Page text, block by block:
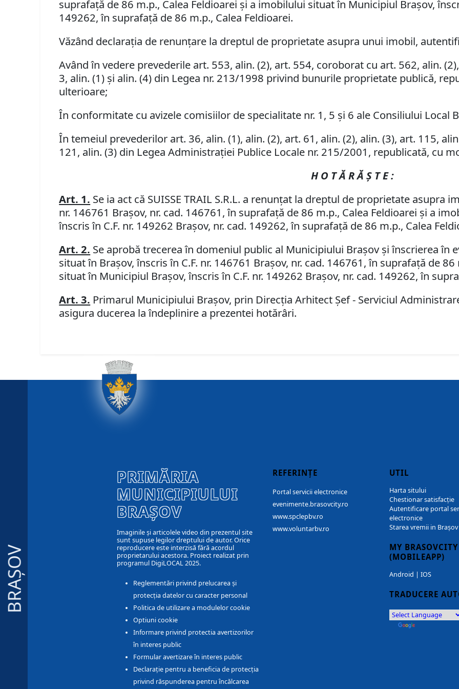
suprafaţă de 86 m.p., Calea Feldioarei şi a imobilului situat în Municipiul Braşov,
149262, în suprafaţă de 86 m.p., Calea Feldioarei.
Văzând declaraţia de renunţare la dreptul de proprietate asupra unui imobil,
Având în vedere prevederile art. 553, alin. (2), art. 554, coroborat cu art. 562, alin.
3, alin. (1) şi alin. (4) din Legea nr. 213/1998 privind bunurile proprietate publică,
ulterioare;
În conformitate cu avizele comisiilor de specialitate nr. 1, 5 şi 6 ale Consiliului Local
În temeiul prevederilor art. 36, alin. (1), alin. (2), art. 61, alin. (2), alin. (3), art. 115,
121, alin. (3) din Legea Administraţiei Publice Locale nr. 215/2001, republicată, cu
H O T Ă R Ă Ş T E :
Art. 1. Se ia act că SUISSE TRAIL S.R.L. a renunţat la dreptul de proprietate asupra
nr. 146761 Braşov, nr. cad. 146761, în suprafaţă de 86 m.p., Calea Feldioarei şi a
înscris în C.F. nr. 149262 Braşov, nr. cad. 149262, în suprafaţă de 86 m.p., Calea
Art. 2. Se aprobă trecerea în domeniul public al Municipiului Braşov şi înscrierea în
situat în Braşov, înscris în C.F. nr. 146761 Braşov, nr. cad. 146761, în suprafaţă de
situat în Municipiul Braşov, înscris în C.F. nr. 149262 Braşov, nr. cad. 149262, în
Art. 3. Primarul Municipiului Braşov, prin Direcţia Arhitect Şef - Serviciul
asigura ducerea la îndeplinire a prezentei hotărâri.
BRAȘOV
PRIMĂRIA
MUNICIPIULUI
BRAȘOV
Imaginile și articolele video din prezentul site
sunt supuse legilor dreptului de autor. Orice
reproducere este interzisă fără acordul
proprietarului acestora. Proiect realizat prin
programul DigiLOCAL 2025.
Reglementări privind prelucarea și
protecția datelor cu caracter personal
Politica de utilizare a modulelor cookie
Optiuni cookie
Informare privind protectia avertizorilor
în interes public
Formular avertizare în interes public
Declarație pentru a beneficia de protecția
privind răspunderea pentru încălcarea
REFERINȚE
Portal servicii electronice
evenimente.brasovcity.ro
www.spclepbv.ro
www.voluntarbv.ro
UTIL
Harta sitului
Chestionar satisfacție
Autentificare portal
electronice
Starea vremii in Brașov
MY BRASOVCITY
(MOBILEAPP)
Android | IOS
TRADUCERE